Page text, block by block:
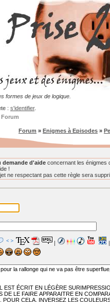
formes de jeux de logique.
: s'identifier.
Forum
Forum » Enigmes à Episodes »
demande d'aide concernant les énigmes
!
ne respectant pas cette règle sera
| |